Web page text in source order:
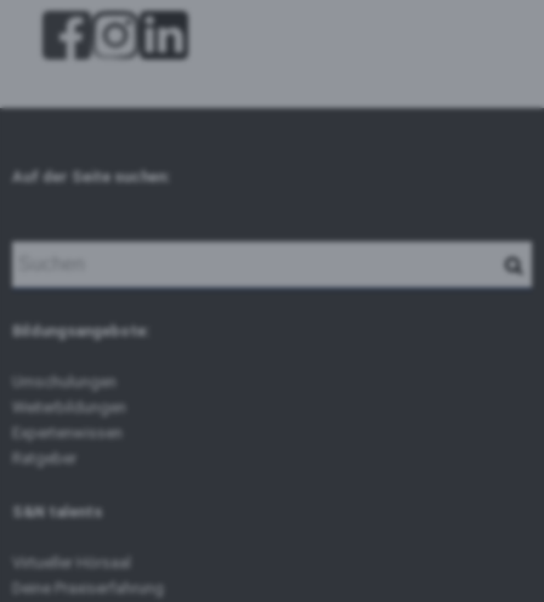
Auf der Seite suchen:
Bildungsangebote:
Umschulungen
Weiterbildungen
Expertenwissen
Ratgeber
S&N talents
Virtueller Hörsaal
Deine Praxiserfahrung